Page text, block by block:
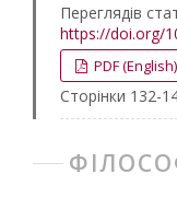
Переглядів
https://doi.org/
PDF (English)
Сторінки 132-